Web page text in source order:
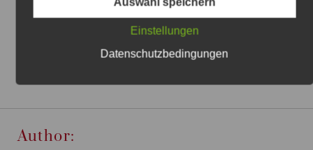
Autobahn
Author:
Einstellungen
Datenschutzbedingungen